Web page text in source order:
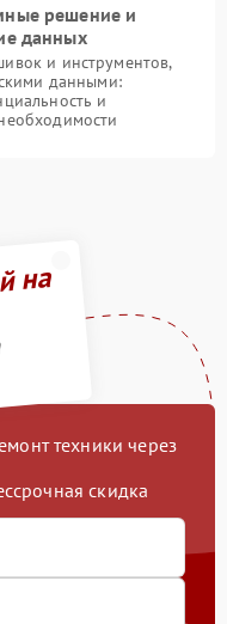
решение и
данных
и инструментов,
данными:
и
на
техники через
скидка